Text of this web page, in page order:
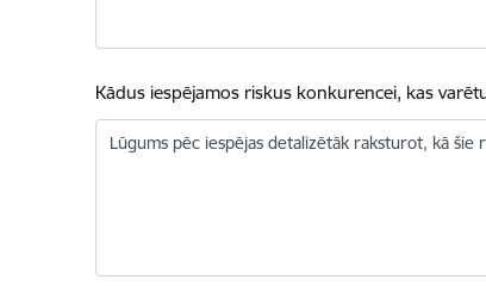
Kādus iespējamos riskus konkurencei, kas
Lūgums pēc iespējas detalizētāk raksturot, kā šie